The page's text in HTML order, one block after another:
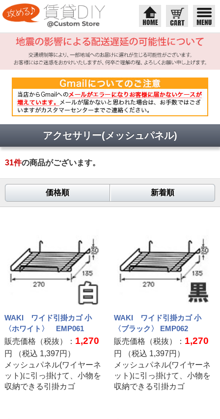
アクセサリー(メッシュパネル)
31件の商品がございます。
価格順 新着順
WAKI ワイド引掛カゴ 小
〈ホワイト〉 EMP061
販売価格（税抜）： 1,270
円 （税込 1,397円）
メッシュパネル(ワイヤーネ
ット)に引っ掛けて、小物を
収納できる引掛カゴ
WAKI ワイド引掛カゴ 小
〈ブラック〉 EMP062
販売価格（税抜）： 1,270
円 （税込 1,397円）
メッシュパネル(ワイヤーネ
ット)に引っ掛けて、小物を
収納できる引掛カゴ